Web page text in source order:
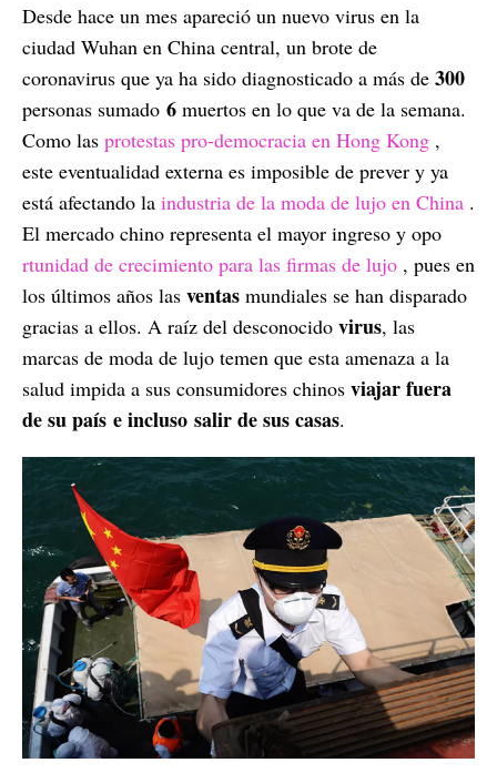
Desde hace un mes apareció un nuevo virus en la
ciudad Wuhan en China central, un brote de
coronavirus que ya ha sido diagnosticado a más de 300
personas sumado 6 muertos en lo que va de la semana.
Como las protestas pro-democracia en Hong Kong ,
este eventualidad externa es imposible de prever y ya
está afectando la industria de la moda de lujo en China .
El mercado chino representa el mayor ingreso y opo
rtunidad de crecimiento para las firmas de lujo , pues en
los últimos años las ventas mundiales se han disparado
gracias a ellos. A raíz del desconocido virus, las
marcas de moda de lujo temen que esta amenaza a la
salud impida a sus consumidores chinos viajar fuera
de su país e incluso salir de sus casas.